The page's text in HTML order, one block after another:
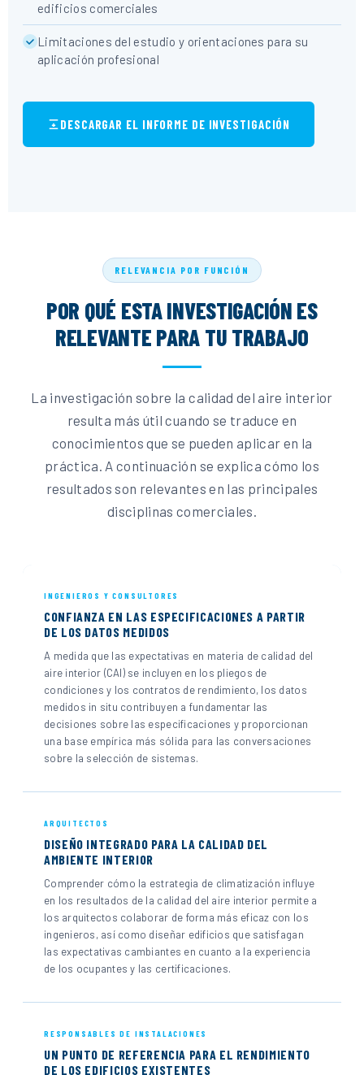
edificios comerciales
Limitaciones del estudio y orientaciones para su
aplicación profesional
DESCARGAR EL INFORME DE INVESTIGACIÓN
RELEVANCIA POR FUNCIÓN
POR QUÉ ESTA INVESTIGACIÓN ES
RELEVANTE PARA TU TRABAJO
La investigación sobre la calidad del aire interior
resulta más útil cuando se traduce en
conocimientos que se pueden aplicar en la
práctica. A continuación se explica cómo los
resultados son relevantes en las principales
disciplinas comerciales.
INGENIEROS Y CONSULTORES
CONFIANZA EN LAS ESPECIFICACIONES A PARTIR
DE LOS DATOS MEDIDOS
A medida que las expectativas en materia de calidad del
aire interior (CAI) se incluyen en los pliegos de
condiciones y los contratos de rendimiento, los datos
medidos in situ contribuyen a fundamentar las
decisiones sobre las especificaciones y proporcionan
una base empírica más sólida para las conversaciones
sobre la selección de sistemas.
ARQUITECTOS
DISEÑO INTEGRADO PARA LA CALIDAD DEL
AMBIENTE INTERIOR
Comprender cómo la estrategia de climatización influye
en los resultados de la calidad del aire interior permite a
los arquitectos colaborar de forma más eficaz con los
ingenieros, así como diseñar edificios que satisfagan
las expectativas cambiantes en cuanto a la experiencia
de los ocupantes y las certificaciones.
RESPONSABLES DE INSTALACIONES
UN PUNTO DE REFERENCIA PARA EL RENDIMIENTO
DE LOS EDIFICIOS EXISTENTES